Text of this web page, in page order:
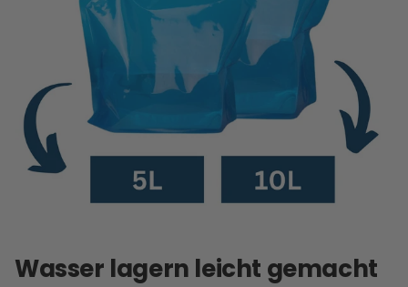
Wasser lagern leicht gemacht